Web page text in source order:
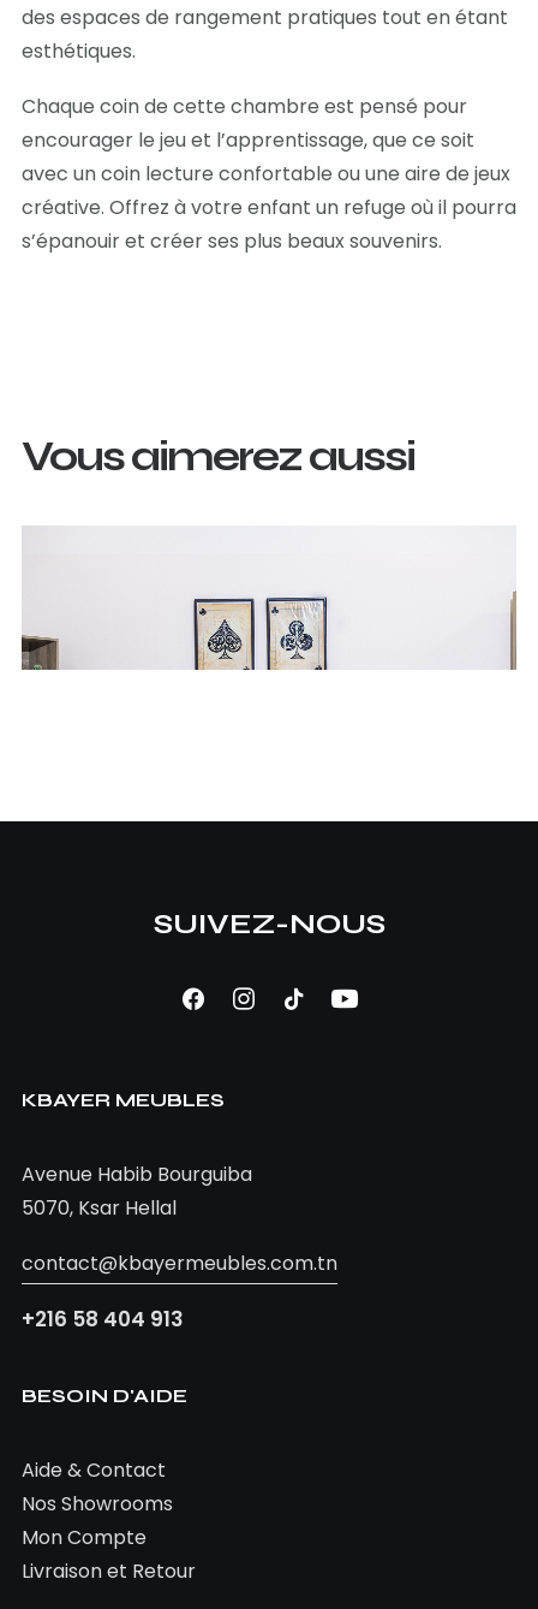
des espaces de rangement pratiques tout en étant
esthétiques.
Chaque coin de cette chambre est pensé pour
encourager le jeu et l’apprentissage, que ce soit
avec un coin lecture confortable ou une aire de jeux
créative. Offrez à votre enfant un refuge où il pourra
s’épanouir et créer ses plus beaux souvenirs.
Vous aimerez aussi
SUIVEZ-NOUS
KBAYER MEUBLES
Avenue Habib Bourguiba
5070, Ksar Hellal
contact@kbayermeubles.com.tn
+216 58 404 913
BESOIN D'AIDE
Aide & Contact
Nos Showrooms
Mon Compte
Livraison et Retour